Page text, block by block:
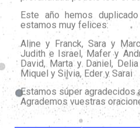
Este año hemos
estamos muy felices:
Aline y Franck, Sara y
Judith e Israel, Mafer y
David, Marta y Daniel,
Miquel y Silvia, Eder y Sarai
Estamos súper agradecidos
Agrademos vuestras